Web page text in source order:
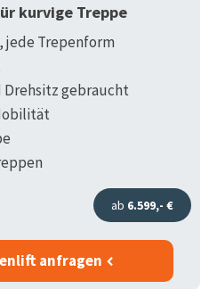
kurvige Treppe
jede Trepenform
gebraucht
ab 6.599,- €
anfragen